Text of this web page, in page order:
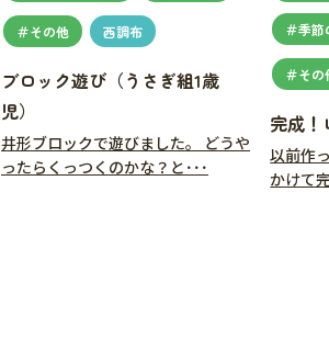
＃その他 西調布
ブロック遊び（うさぎ組1歳
児）
井形ブロックで遊びました。 どうや
ったらくっつくのかな？と･･･
＃季節
＃その
完成！
以前作
かけて